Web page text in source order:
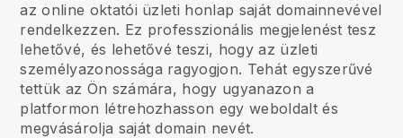
az online oktatói üzleti honlap saját domainnevével
rendelkezzen. Ez professzionális megjelenést tesz
lehetővé, és lehetővé teszi, hogy az üzleti
személyazonossága ragyogjon. Tehát egyszerűvé
tettük az Ön számára, hogy ugyanazon a
platformon létrehozhasson egy weboldalt és
megvásárolja saját domain nevét.